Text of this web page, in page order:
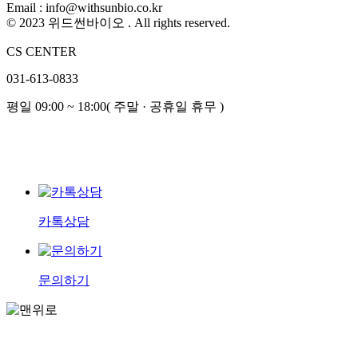
Email : info@withsunbio.co.kr
© 2023 위드썬바이오 . All rights reserved.
CS CENTER
031-613-0833
평일 09:00 ~ 18:00( 주말 · 공휴일 휴무 )
카톡상담
문의하기